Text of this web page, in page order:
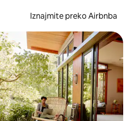
Iznajmite preko Airbnba